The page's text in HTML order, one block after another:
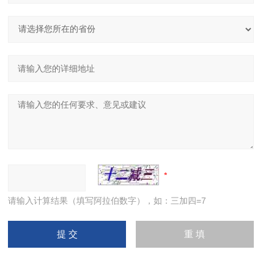
请输入计算结果（填写阿拉伯数字），如：三加四=7